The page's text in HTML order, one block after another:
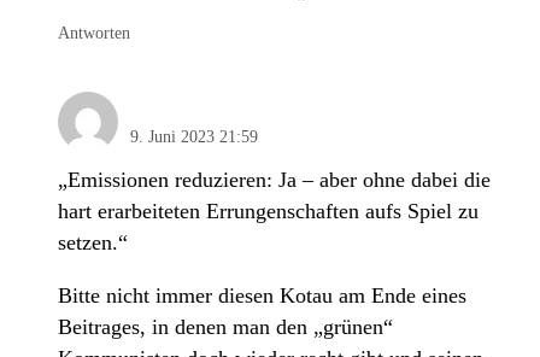
Antworten
9. Juni 2023 21:59
„Emissionen reduzieren: Ja – aber ohne dabei die
hart erarbeiteten Errungenschaften aufs Spiel zu
setzen.“
Bitte nicht immer diesen Kotau am Ende eines
Beitrages, in denen man den „grünen“